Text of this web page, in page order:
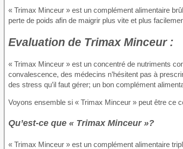
« Trimax Minceur » est un complément alimentaire
perte de poids afin de maigrir plus vite et plus
Evaluation de Trimax Minceur :
« Trimax Minceur » est un concentré de nutriments
convalescence, des médecins n’hésitent pas à
des stress qu’il faut gérer; un bon complément
Voyons ensemble si « Trimax Minceur » peut être ce
Qu’est-ce que « Trimax Minceur »?
« Trimax Minceur » est un complément alimentaire